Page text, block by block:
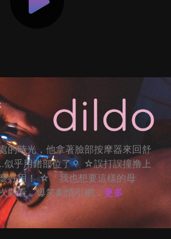
的時光，他拿著臉部按摩器來回舒
乎用錯部位了？ ☆誤打誤撞撸上
好用！ ☆「我也想要這樣的母
觀看，爆笑劇情引網... 更多